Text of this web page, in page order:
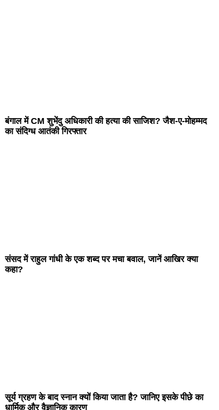
बंगाल में CM शुभेंदु अधिकारी की हत्या की साजिश? जैश-ए-मोहम्मद
का संदिग्ध आतंकी गिरफ्तार
संसद में राहुल गांधी के एक शब्द पर मचा बवाल, जानें आखिर क्या
कहा?
सूर्य ग्रहण के बाद स्नान क्यों किया जाता है? जानिए इसके पीछे का
धार्मिक और वैज्ञानिक कारण